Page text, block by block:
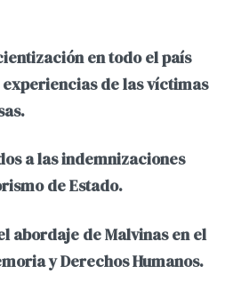
en todo el país
de las víctimas
a las indemnizaciones
de Estado.
abordaje de Malvinas en el
y Derechos Humanos.